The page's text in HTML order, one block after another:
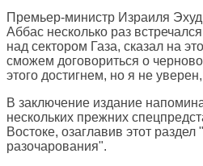
Премьер-министр Израиля
Аббас несколько раз
над сектором Газа, сказал на
сможем договориться о
этого достигнем, но я не
В заключение издание
нескольких прежних
Востоке, озаглавив этот
разочарования".